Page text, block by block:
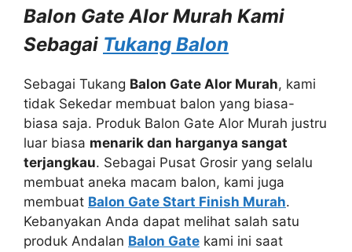
Balon Gate Alor Murah Kami
Sebagai Tukang Balon
Sebagai Tukang Balon Gate Alor Murah, kami
tidak Sekedar membuat balon yang biasa-
biasa saja. Produk Balon Gate Alor Murah justru
luar biasa menarik dan harganya sangat
terjangkau. Sebagai Pusat Grosir yang selalu
membuat aneka macam balon, kami juga
membuat Balon Gate Start Finish Murah.
Kebanyakan Anda dapat melihat salah satu
produk Andalan Balon Gate kami ini saat